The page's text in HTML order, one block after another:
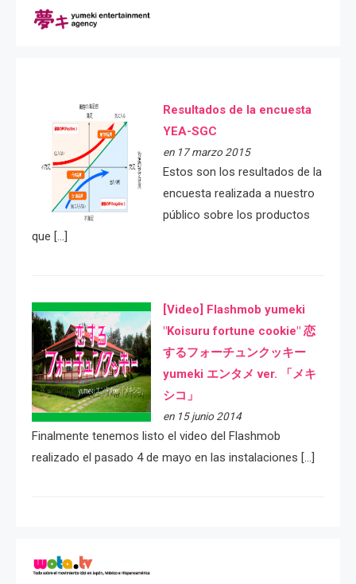
Resultados de la encuesta
YEA-SGC
en 17 marzo 2015
Estos son los resultados de la
encuesta realizada a nuestro
público sobre los productos
que […]
[Video] Flashmob yumeki
"Koisuru fortune cookie" 恋
するフォーチュンクッキー
yumeki エンタメ ver. 「メキ
シコ」
en 15 junio 2014
Finalmente tenemos listo el video del Flashmob
realizado el pasado 4 de mayo en las instalaciones […]